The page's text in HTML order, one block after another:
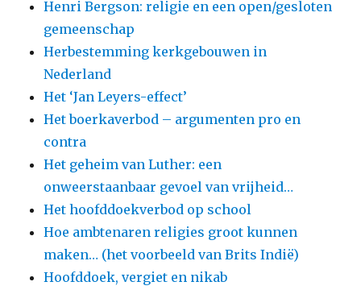
Henri Bergson: religie en een open/gesloten
gemeenschap
Herbestemming kerkgebouwen in
Nederland
Het ‘Jan Leyers-effect’
Het boerkaverbod – argumenten pro en
contra
Het geheim van Luther: een
onweerstaanbaar gevoel van vrijheid…
Het hoofddoekverbod op school
Hoe ambtenaren religies groot kunnen
maken… (het voorbeeld van Brits Indië)
Hoofddoek, vergiet en nikab